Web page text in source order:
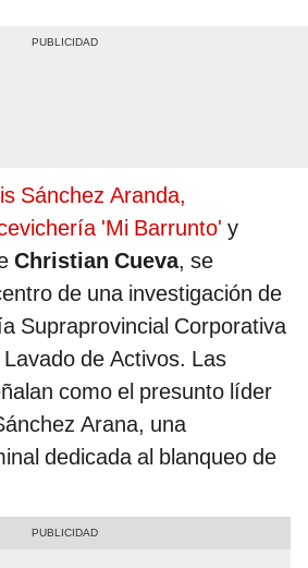
Sánchez Aranda,
'Mi Barrunto' y
Christian Cueva, se
de una investigación de
Supraprovincial Corporativa
de Activos. Las
como el presunto líder
Arana, una
dedicada al blanqueo de